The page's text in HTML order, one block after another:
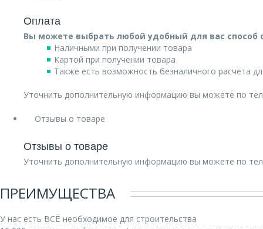
Оплата
Вы можете выбрать любой удобный для вас способ
Наличными при получении товара
Картой при получении товара
Также есть возможность безналичного расчета
Уточнить дополнительную информацию вы можете по
Отзывы о товаре
Отзывы о товаре
Уточнить дополнительную информацию вы можете по
ПРЕИМУЩЕСТВА
У нас есть ВСЁ необходимое для строительства